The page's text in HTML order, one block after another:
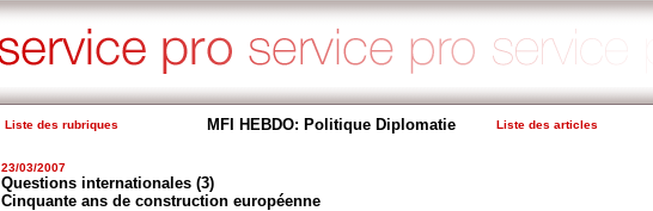
Liste des rubriques MFI HEBDO: Politique Diplomatie Liste des articles
23/03/2007
Questions internationales (3)
Cinquante ans de construction européenne